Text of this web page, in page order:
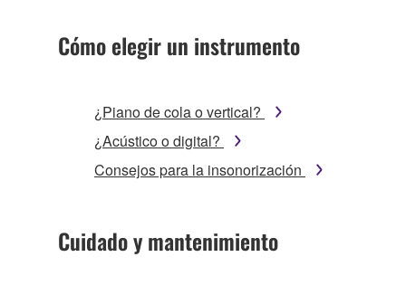
Cómo elegir un instrumento
¿Piano de cola o vertical?
¿Acústico o digital?
Consejos para la insonorización
Cuidado y mantenimiento